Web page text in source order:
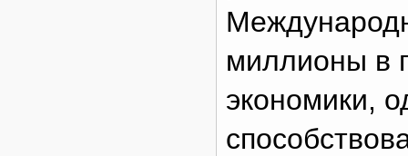
миллионы в
экономики,